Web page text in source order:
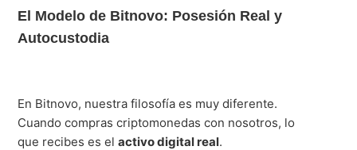
El Modelo de Bitnovo: Posesión Real y
Autocustodia
En Bitnovo, nuestra filosofía es muy diferente.
Cuando compras criptomonedas con nosotros, lo
que recibes es elactivo digital real.